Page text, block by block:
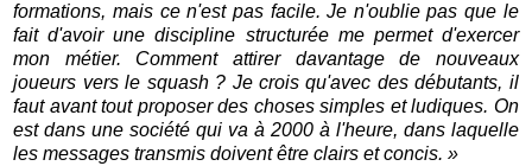
formations, mais ce n'est pas facile. Je n'oublie pas que le
fait d'avoir une discipline structurée me permet d'exercer
mon métier. Comment attirer davantage de nouveaux
joueurs vers le squash ? Je crois qu'avec des débutants, il
faut avant tout proposer des choses simples et ludiques. On
est dans une société qui va à 2000 à l'heure, dans laquelle
les messages transmis doivent être clairs et concis. »